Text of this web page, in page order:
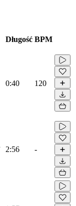
Długość BPM
0:40 120
2:56 -